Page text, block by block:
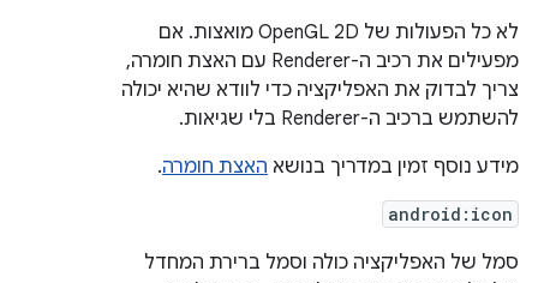
לא כל הפעולות של OpenGL 2D מואצות. אם
מפעילים את רכיב ה-Renderer עם האצת חומרה,
צריך לבדוק את האפליקציה כדי לוודא שהיא יכולה
להשתמש ברכיב ה-Renderer בלי שגיאות.
מידע נוסף זמין במדריך בנושא האצת חומרה.
android:icon
סמל של האפליקציה כולה וסמל ברירת המחדל